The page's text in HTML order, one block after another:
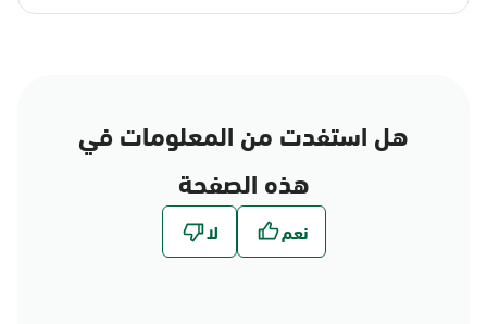
هل استفدت من المعلومات في
هذه الصفحة